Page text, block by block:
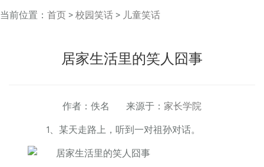
当前位置： 首页>校园笑话>儿童笑话
居家生活里的笑人囧事
作者：佚名 来源于： 家长学院
1、某天走路上，听到一对祖孙对话。